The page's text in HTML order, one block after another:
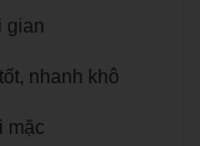
gian
nhanh khô
mặc